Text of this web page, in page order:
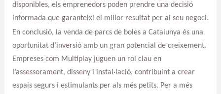
disponibles, els emprenedors poden prendre una decisió
informada que garanteixi el millor resultat per al seu negoci.
En conclusió, la venda de parcs de boles a Catalunya és una
oportunitat d’inversió amb un gran potencial de creixement.
Empreses com Multiplay juguen un rol clau en
l’assessorament, disseny i instal·lació, contribuint a crear
espais segurs i estimulants per als més petits. Per a més